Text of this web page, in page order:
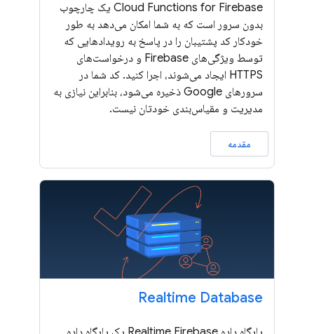
Cloud Functions for Firebase یک چارچوب
بدون سرور است که به شما امکان می‌دهد به طور
خودکار کد پشتیبان را در پاسخ به رویدادهایی که
توسط ویژگی‌های Firebase و درخواست‌های
HTTPS ایجاد می‌شوند، اجرا کنید. کد شما در
سرورهای Google ذخیره می‌شود، بنابراین نیازی به
مدیریت و مقیاس‌بندی خودتان نیست.
مقدمه
Realtime Database